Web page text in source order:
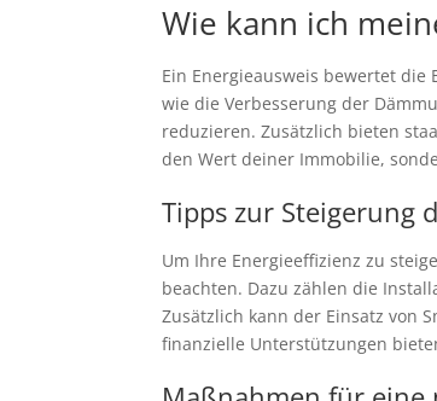
Wie kann ich
Ein Energieausweis bewertet
wie die Verbesserung der
reduzieren. Zusätzlich bieten
den Wert deiner Immobilie,
Tipps zur Steigerung
Um Ihre Energieeffizienz zu
beachten. Dazu zählen die
Zusätzlich kann der Einsatz von
finanzielle Unterstützungen